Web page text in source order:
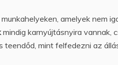
amelyek nem
mindig karnyújtásnyira vannak,
teendőd, mint felfedezni az